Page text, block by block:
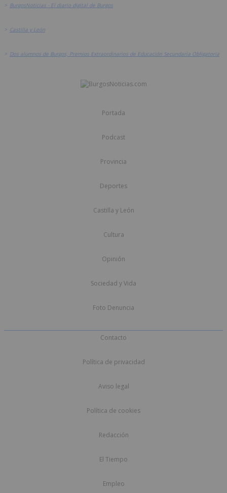
> BurgosNoticias - El diario digital de Burgos
> Castilla y León
> Dos alumnos de Burgos, Premios Extraordinarios de Educación Secundaria Obligatoria
Portada
Podcast
Provincia
Deportes
Castilla y León
Cultura
Opinión
Sociedad y Vida
Foto Denuncia
Contacto
Política de privacidad
Aviso legal
Política de cookies
Redacción
El Tiempo
Empleo